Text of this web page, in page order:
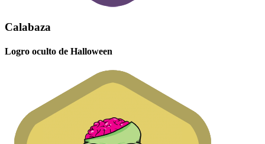
Calabaza
Logro oculto de Halloween